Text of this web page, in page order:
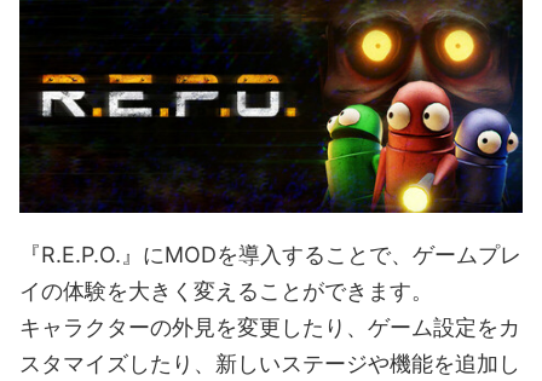
『R.E.P.O.』にMODを導入することで、ゲームプレ
イの体験を大きく変えることができます。
キャラクターの外見を変更したり、ゲーム設定をカ
スタマイズしたり、新しいステージや機能を追加し